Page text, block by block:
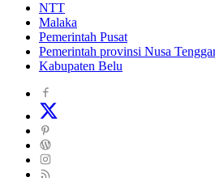
NTT
Malaka
Pemerintah Pusat
Pemerintah provinsi Nusa
Kabupaten Belu